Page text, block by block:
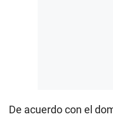
De acuerdo con el